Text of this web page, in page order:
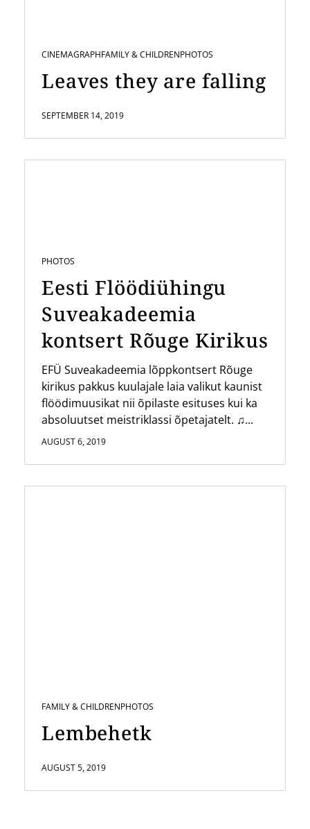
CINEMAGRAPHFAMILY & CHILDRENPHOTOS
Leaves they are falling
SEPTEMBER 14, 2019
PHOTOS
Eesti Flöödiühingu
Suveakadeemia
kontsert Rõuge Kirikus
EFÜ Suveakadeemia lõppkontsert Rõuge
kirikus pakkus kuulajale laia valikut kaunist
flöödimuusikat nii õpilaste esituses kui ka
absoluutset meistriklassi õpetajatelt. ♫...
AUGUST 6, 2019
FAMILY & CHILDRENPHOTOS
Lembehetk
AUGUST 5, 2019